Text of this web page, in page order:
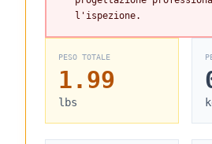
l'ispezione.
PESO TOTALE
1.99
lbs